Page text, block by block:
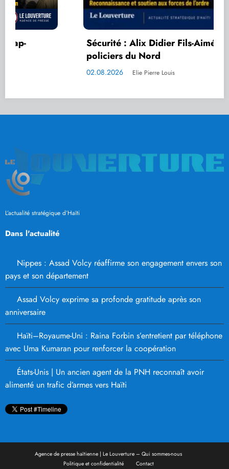
Sécurité : Alix Didier Fils-Aimé salue les
policiers du Nord
Elie Pierre Louis
L’actualité stratégique d’Haïti
Dans l'actualité
Nippes : Assad Volcy réaffirme son engagement envers son
pays et son département
Assad Volcy exprime sa profonde gratitude après son
anniversaire
Haïti–Royaume-Uni : Raina Forbin s’entretient par téléphone
avec Uma Kumaran pour renforcer la coopération
États-Unis | Un ancien agent de la PNH reconnaît avoir
alimenté un trafic d’armes vers Haïti
Agence de presse haïtienne | Le Louverture – Qui sommes-nous
Politique et confidentialité
Contact